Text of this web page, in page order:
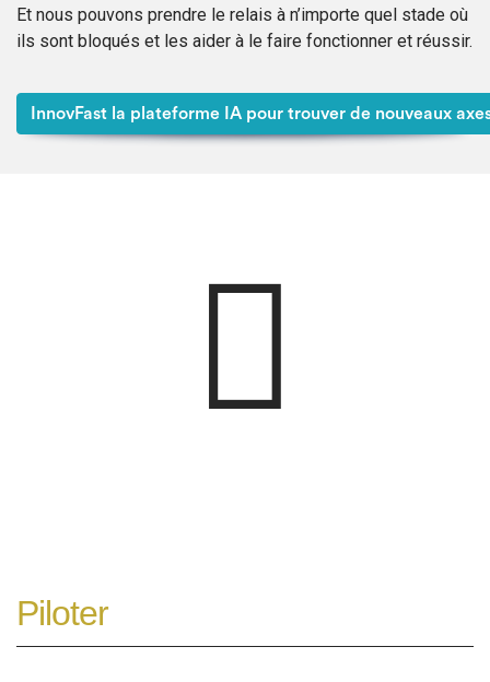
Et nous pouvons prendre le relais à n’importe quel stade où
ils sont bloqués et les aider à le faire fonctionner et réussir.
InnovFast la plateforme IA pour trouver de nouveaux
Piloter